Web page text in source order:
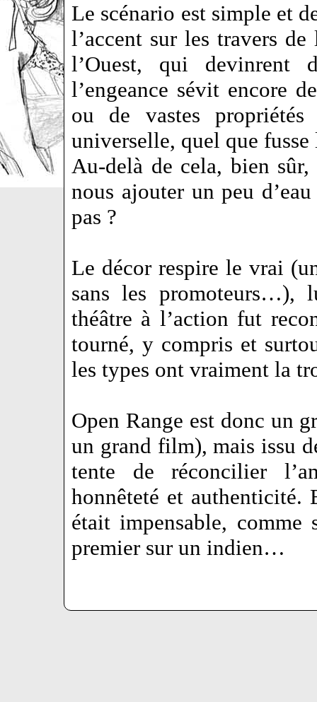
Le scénario est simple et
l’accent sur les travers
l’Ouest, qui devinrent
l’engeance sévit encore
ou de vastes
universelle, quel que
Au-delà de cela, bien
nous ajouter un peu
pas ?
Le décor respire le vrai
sans les
théâtre à l’action fut
tourné, y compris et
les types ont vraiment la
Open Range est donc un
un grand film), mais issu
tente de réconcilier
honnêteté et
était impensable,
premier sur un indien…